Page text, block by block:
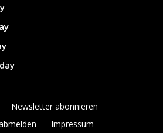
Newsletter abonnieren
Impressum